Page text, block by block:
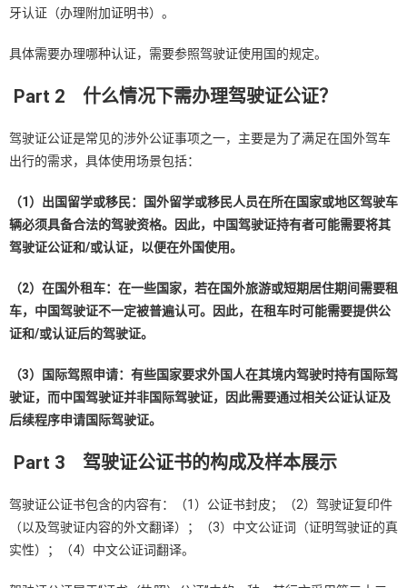
牙认证（办理附加证明书）。
具体需要办理哪种认证，需要参照驾驶证使用国的规定。
Part 2 什么情况下需办理驾驶证公证？
驾驶证公证是常见的涉外公证事项之一，主要是为了满足在国外驾车
出行的需求，具体使用场景包括：
（1 ）出国留学或移民：国外留学或移民人员在所在国家或地区驾驶车
辆必须具备合法的驾驶资格。因此，中国驾驶证持有者可能需要将其
驾驶证公证和/或认证，以便在外国使用。
（2）在国外租车：在一些国家，若在国外旅游或短期居住期间需要租
车，中国驾驶证不一定被普遍认可。因此，在租车时可能需要提供公
证和/或认证后的驾驶证。
（3）国际驾照申请：有些国家要求外国人在其境内驾驶时持有国际驾
驶证，而中国驾驶证并非国际驾驶证，因此需要通过相关公证认证及
后续程序申请国际驾驶证。
Part 3 驾驶证公证书的构成及样本展示
驾驶证公证书包含的内容有：（1）公证书封皮；（2）驾驶证复印件
（以及驾驶证内容的外文翻译）；（3）中文公证词（证明驾驶证的真
实性）；（4）中文公证词翻译。